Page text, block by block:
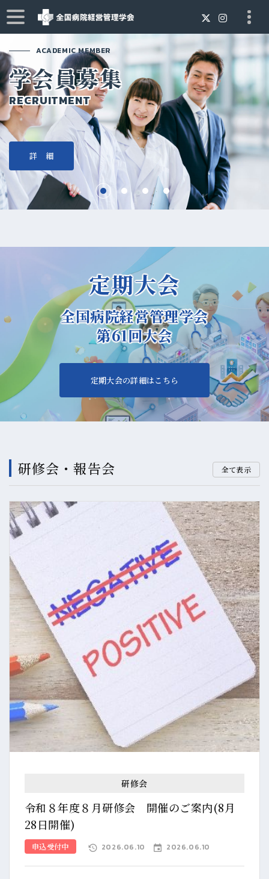
ACADEMIC MEMBER
学会員募集
RECRUITMENT
詳 細
定期大会
全国病院経営管理学会
第61回大会
定期大会の詳細はこちら
研修会・報告会 全て表示
研修会
令和８年度８月研修会 開催のご案内(8月
28日開催)
申込受付中 2026.06.10 2026.06.10